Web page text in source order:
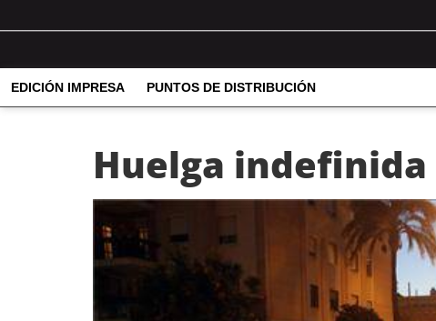
EDICIÓN IMPRESA PUNTOS DE DISTRIBUCIÓN
Huelga